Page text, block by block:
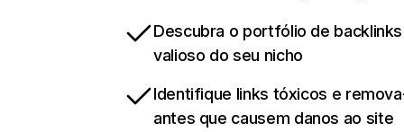
Descubra o portfólio de
valioso do seu nicho
Identifique links tóxicos e
antes que causem danos ao site